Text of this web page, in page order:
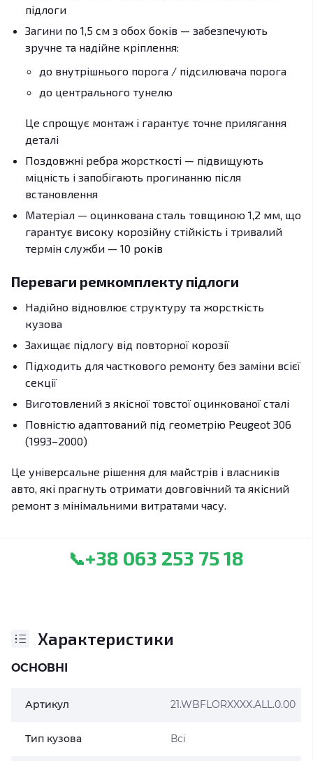
підлоги
Загини по 1,5 см з обох боків — забезпечують
зручне та надійне кріплення:
до внутрішнього порога / підсилювача порога
до центрального тунелю
Це спрощує монтаж і гарантує точне прилягання
деталі
Поздовжні ребра жорсткості — підвищують
міцність і запобігають прогинанню після
встановлення
Матеріал — оцинкована сталь товщиною 1,2 мм, що
гарантує високу корозійну стійкість і тривалий
термін служби — 10 років
Переваги ремкомплекту підлоги
Надійно відновлює структуру та жорсткість
кузова
Захищає підлогу від повторної корозії
Підходить для часткового ремонту без заміни всієї
секції
Виготовлений з якісної товстої оцинкованої сталі
Повністю адаптований під геометрію Peugeot 306
(1993–2000)
Це універсальне рішення для майстрів і власників
авто, які прагнуть отримати довговічний та якісний
ремонт з мінімальними витратами часу.
📞+38 063 253 75 18
Характеристики
ОСНОВНІ
Артикул 21.WBFLORXXXX.ALL.0.00
Тип кузова Всі